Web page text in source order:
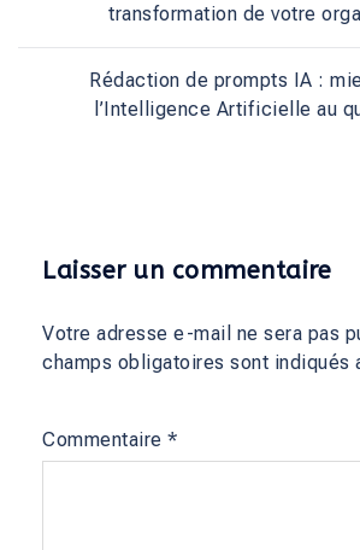
transformation de votre
Rédaction de prompts IA :
l’Intelligence Artificielle au
Laisser un commentaire
Votre adresse e-mail ne sera pas
champs obligatoires sont indiqués
Commentaire *